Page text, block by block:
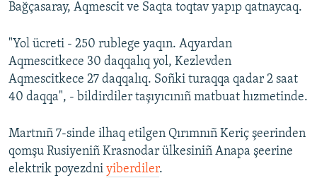
Bağçasaray, Aqmescit ve Saqta toqtav yapıp qatnaycaq.
"Yol ücreti - 250 rublege yaqın. Aqyardan
Aqmescitkece 30 daqqalıq yol, Kezlevden
Aqmescitkece 27 daqqalıq. Soñki turaqqa qadar 2 saat
40 daqqa", - bildirdiler taşıyıcınıñ matbuat hızmetinde.
Martnıñ 7-sinde ilhaq etilgen Qırımnıñ Keriç şeerinden
qomşu Rusiyeniñ Krasnodar ülkesiniñ Anapa şeerine
elektrik poyezdni yiberdiler.